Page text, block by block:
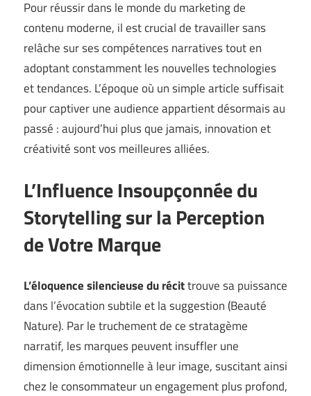
Pour réussir dans le monde du marketing de
contenu moderne, il est crucial de travailler sans
relâche sur ses compétences narratives tout en
adoptant constamment les nouvelles technologies
et tendances. L’époque où un simple article suffisait
pour captiver une audience appartient désormais au
passé : aujourd’hui plus que jamais, innovation et
créativité sont vos meilleures alliées.
L’Influence Insoupçonnée du
Storytelling sur la Perception
de Votre Marque
L’éloquence silencieuse du récittrouve sa puissance
dans l’évocation subtile et la suggestion (Beauté
Nature). Par le truchement de ce stratagème
narratif, les marques peuvent insuffler une
dimension émotionnelle à leur image, suscitant ainsi
chez le consommateur un engagement plus profond,